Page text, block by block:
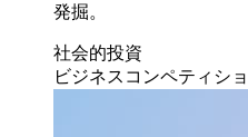
発掘。
社会的投資
ビジネスコンペティシ